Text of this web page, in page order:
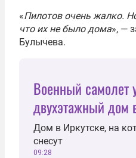
«Пилотов очень жалко.
что их не было дома», —
Булычева.
Военный самолет
двухэтажный дом
Дом в Иркутске, на
снесут
09:28